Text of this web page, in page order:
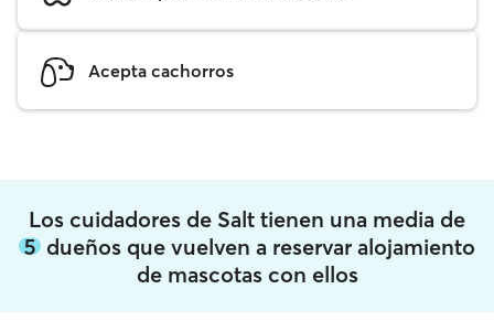
Acepta cachorros
Los cuidadores de Salt tienen una media de
5 dueños que vuelven a reservar alojamiento
de mascotas con ellos